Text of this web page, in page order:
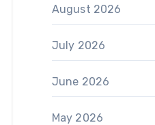
August 2026
July 2026
June 2026
May 2026